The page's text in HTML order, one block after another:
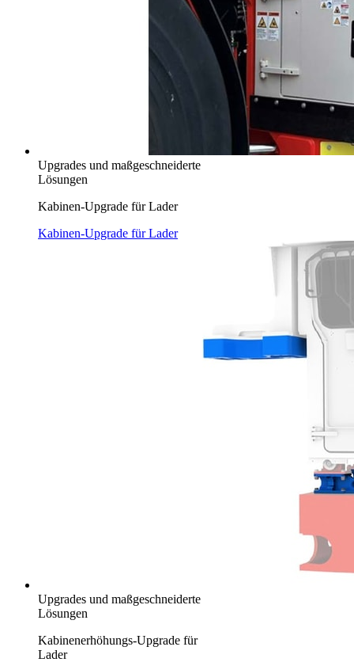
Upgrades und maßgeschneiderte
Lösungen
Kabinen-Upgrade für Lader
Kabinen-Upgrade für Lader
Upgrades und maßgeschneiderte
Lösungen
Kabinenerhöhungs-Upgrade für
Lader